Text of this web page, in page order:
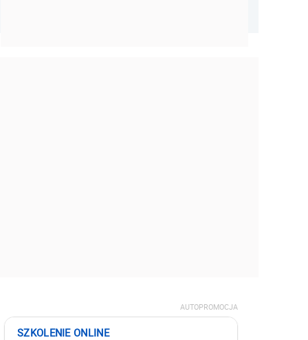
AUTOPROMOCJA
SZKOLENIE ONLINE